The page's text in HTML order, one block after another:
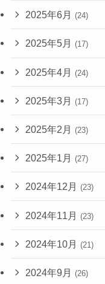
2025年6月 (24)
2025年5月 (17)
2025年4月 (24)
2025年3月 (17)
2025年2月 (23)
2025年1月 (27)
2024年12月 (23)
2024年11月 (23)
2024年10月 (21)
2024年9月 (26)